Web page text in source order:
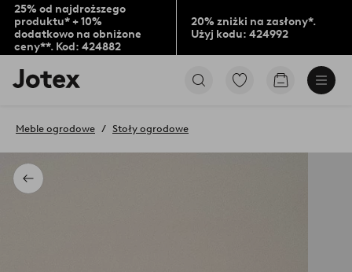
25% od najdroższego
produktu* + 10%
dodatkowo na obniżone
ceny**. Kod: 424882
20% zniżki na zasłony*.
Użyj kodu: 424992
Logo
Jotex
na
stronę
PrzejdźPrzejdź
Powrót
Meble ogrodowe Stoły ogrodowe